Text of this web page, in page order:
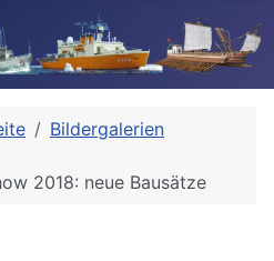
Bildergalerien
2018: neue Bausätze